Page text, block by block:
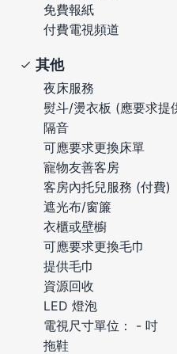
免費報紙
付費電視頻道
其他
夜床服務
熨斗/燙衣板 (應要求提
隔音
可應要求更換床單
寵物友善客房
客房內托兒服務 (付費)
遮光布/窗簾
衣櫃或壁櫥
可應要求更換毛巾
提供毛巾
資源回收
LED 燈泡
電視尺寸單位： - 吋
拖鞋